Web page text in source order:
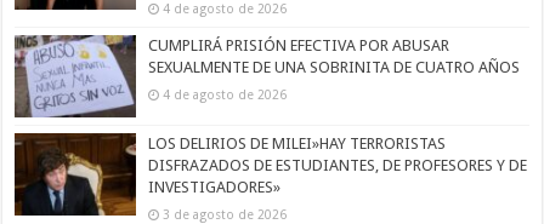
4 de agosto de 2026
CUMPLIRÁ PRISIÓN EFECTIVA POR ABUSAR
SEXUALMENTE DE UNA SOBRINITA DE CUATRO AÑOS
4 de agosto de 2026
LOS DELIRIOS DE MILEI»HAY TERRORISTAS
DISFRAZADOS DE ESTUDIANTES, DE PROFESORES Y DE
INVESTIGADORES»
3 de agosto de 2026